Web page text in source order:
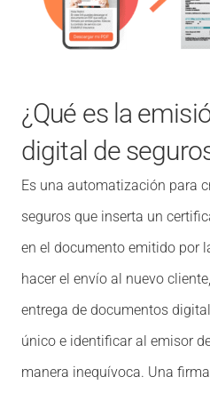
¿Qué es la
digital de
Es una automatización para
seguros que inserta un
en el documento emitido por
hacer el envío al nuevo
entrega de documentos
único e identificar al emisor
manera inequívoca. Una